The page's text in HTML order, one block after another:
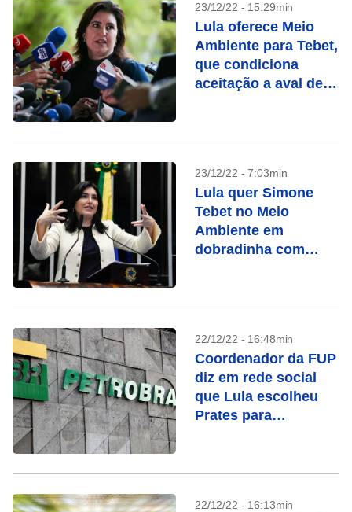
23/12/22 - 15:29min
Lula oferece Meio
Ambiente para Tebet,
que condiciona
aceitação a aval de
23/12/22 - 7:03min
Lula quer Simone
Tebet no Meio
Ambiente em
dobradinha com
22/12/22 - 16:48min
Coordenador da FUP
diz em rede social
que Lula escolheu
Prates para
22/12/22 - 16:13min